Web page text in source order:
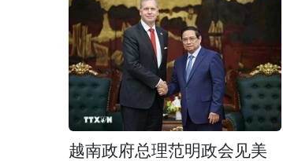
越南政府总理范明政会见美